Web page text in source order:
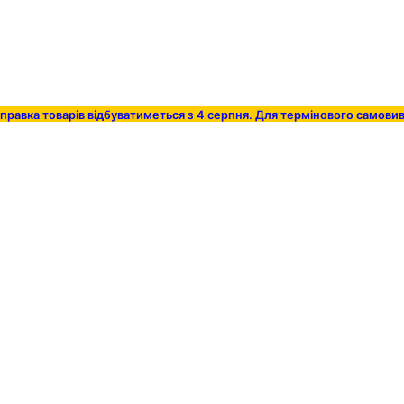
товарів відбуватиметься з 4 серпня. Для термінового